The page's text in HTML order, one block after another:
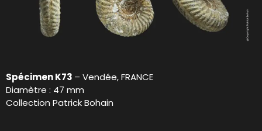
Spécimen K73 – Vendée, FRANCE
Diamètre : 47 mm
Collection Patrick Bohain